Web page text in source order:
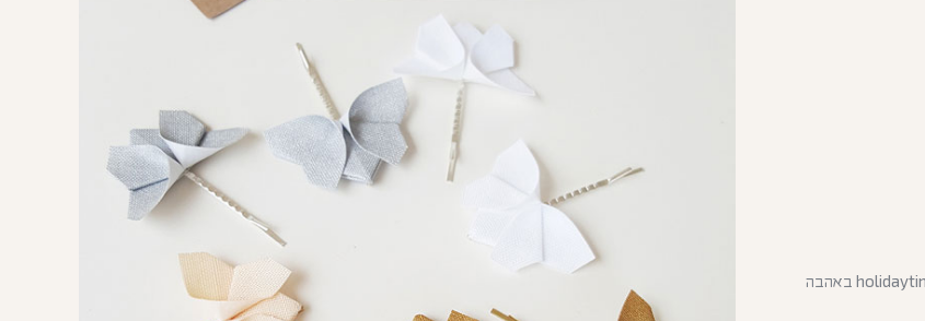
יצאתי לחופש 13.7-30.8 (המשלוחים יצאו בתחילת ספטמבר) קוד קופון :holidaytime באהבה